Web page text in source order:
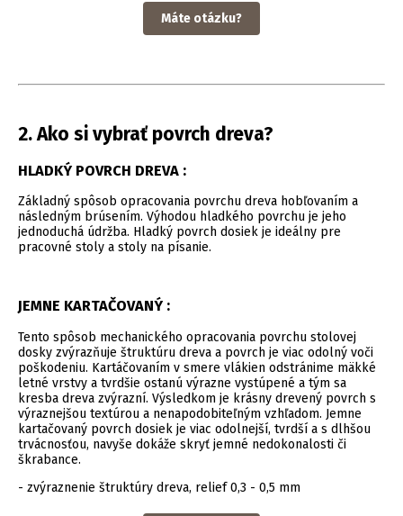
Máte otázku?
2. Ako si vybrať povrch dreva?
HLADKÝ POVRCH DREVA :
Základný spôsob opracovania povrchu dreva hobľovaním a
následným brúsením. Výhodou hladkého povrchu je jeho
jednoduchá údržba. Hladký povrch dosiek je ideálny pre
pracovné stoly a stoly na písanie.
JEMNE KARTAČOVANÝ :
Tento spôsob mechanického opracovania povrchu stolovej
dosky zvýrazňuje štruktúru dreva a povrch je viac odolný voči
poškodeniu. Kartáčovaním v smere vlákien odstránime mäkké
letné vrstvy a tvrdšie ostanú výrazne vystúpené a tým sa
kresba dreva zvýrazní. Výsledkom je krásny drevený povrch s
výraznejšou textúrou a nenapodobiteľným vzhľadom. Jemne
kartačovaný povrch dosiek je viac odolnejší, tvrdší a s dlhšou
trvácnosťou, navyše dokáže skryť jemné nedokonalosti či
škrabance.
- zvýraznenie štruktúry dreva, relief 0,3 - 0,5 mm